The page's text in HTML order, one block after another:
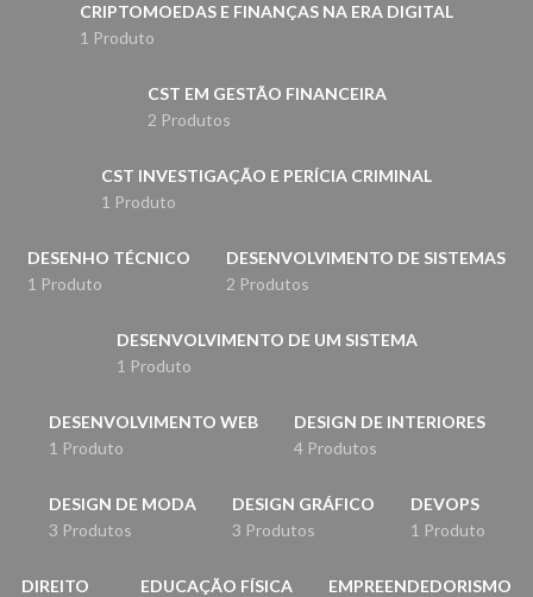
CRIPTOMOEDAS E FINANÇAS NA ERA DIGITAL
1 Produto
CST EM GESTÃO FINANCEIRA
2 Produtos
CST INVESTIGAÇÃO E PERÍCIA CRIMINAL
1 Produto
DESENHO TÉCNICO
1 Produto
DESENVOLVIMENTO DE SISTEMAS
2 Produtos
DESENVOLVIMENTO DE UM SISTEMA
1 Produto
DESENVOLVIMENTO WEB
1 Produto
DESIGN DE INTERIORES
4 Produtos
DESIGN DE MODA
3 Produtos
DESIGN GRÁFICO
3 Produtos
DEVOPS
1 Produto
DIREITO
EDUCAÇÃO FÍSICA
EMPREENDEDORISMO